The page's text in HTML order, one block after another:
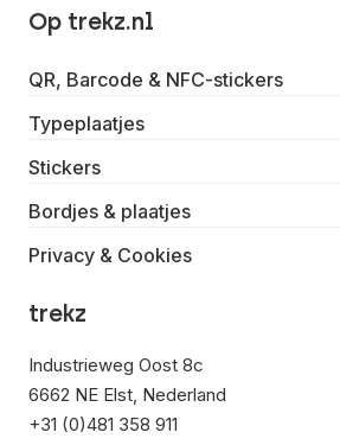
Op trekz.nl
QR, Barcode & NFC-stickers
Typeplaatjes
Stickers
Bordjes & plaatjes
Privacy & Cookies
trekz
Industrieweg Oost 8c
6662 NE Elst, Nederland
+31 (0)481 358 911